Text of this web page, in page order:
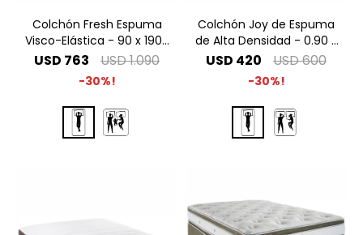
Colchón Fresh Espuma
Visco-Elástica - 90 x 190 1
Plaza
USD 763 USD1.090
30
Colchón Joy de Espuma
de Alta Densidad - 0.90 x
1.90 1 Plaza
USD 420 USD600
30